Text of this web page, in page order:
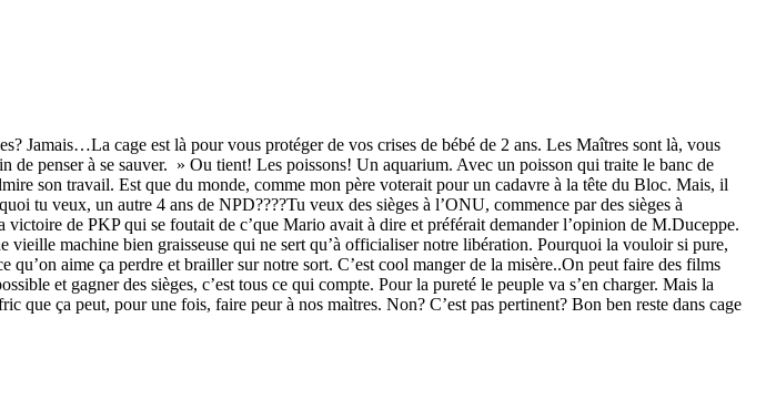
Jamais…La cage est là pour vous protéger de vos crises de bébé de 2 ans. Les Maîtres sont là, vous
de penser à se sauver. » Ou tient! Les poissons! Un aquarium. Avec un poisson qui traite le banc de
son travail. Est que du monde, comme mon père voterait pour un cadavre à la tête du Bloc. Mais, il
tu veux, un autre 4 ans de NPD????Tu veux des sièges à l’ONU, commence par des sièges à
de PKP qui se foutait de c’que Mario avait à dire et préférait demander l’opinion de M.Duceppe.
machine bien graisseuse qui ne sert qu’à officialiser notre libération. Pourquoi la vouloir si pure,
aime ça perdre et brailler sur notre sort. C’est cool manger de la misère..On peut faire des films
et gagner des sièges, c’est tous ce qui compte. Pour la pureté le peuple va s’en charger. Mais la
ça peut, pour une fois, faire peur à nos maìtres. Non? C’est pas pertinent? Bon ben reste dans cage